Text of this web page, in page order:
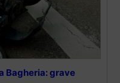
Bagheria: grave